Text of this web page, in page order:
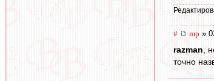
# mp »
razman ,
точно